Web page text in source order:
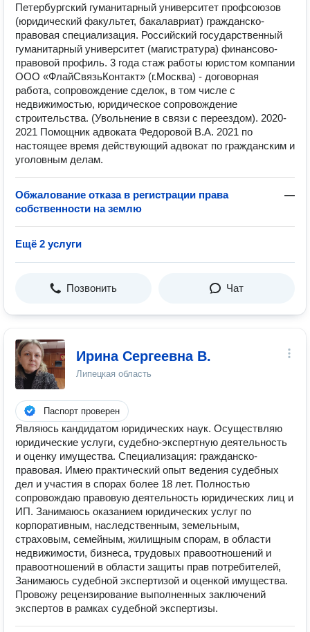
Петербургский гуманитарный университет профсоюзов
(юридический факультет, бакалавриат) гражданско-
правовая специализация. Российский государственный
гуманитарный университет (магистратура) финансово-
правовой профиль. 3 года стаж работы юристом компании
ООО «ФлайСвязьКонтакт» (г.Москва) - договорная
работа, сопровождение сделок, в том числе с
недвижимостью, юридическое сопровождение
строительства. (Увольнение в связи с переездом). 2020-
2021 Помощник адвоката Федоровой В.А. 2021 по
настоящее время действующий адвокат по гражданским и
уголовным делам.
Обжалование отказа в регистрации права
собственности на землю
—
Ещё 2 услуги
Позвонить Чат
Ирина Сергеевна В.
Липецкая область
Паспорт проверен
Являюсь кандидатом юридических наук. Осуществляю
юридические услуги, судебно-экспертную деятельность
и оценку имущества. Специализация: гражданско-
правовая. Имею практический опыт ведения судебных
дел и участия в спорах более 18 лет. Полностью
сопровождаю правовую деятельность юридических лиц и
ИП. Занимаюсь оказанием юридических услуг по
корпоративным, наследственным, земельным,
страховым, семейным, жилищным спорам, в области
недвижимости, бизнеса, трудовых правоотношений и
правоотношений в области защиты прав потребителей,
Занимаюсь судебной экспертизой и оценкой имущества.
Провожу рецензирование выполненных заключений
экспертов в рамках судебной экспертизы.